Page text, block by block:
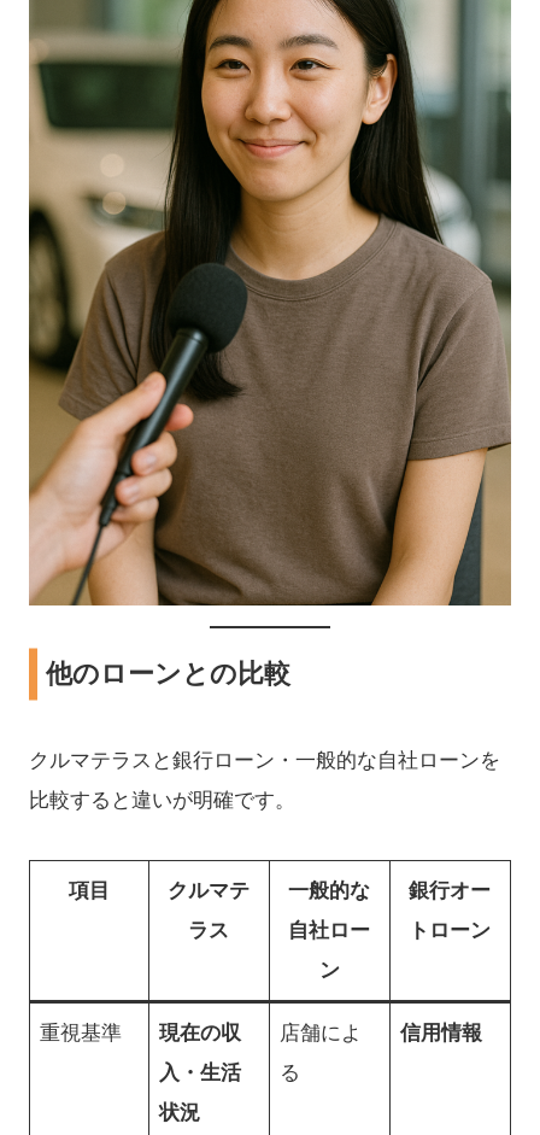
他のローンとの比較
クルマテラスと銀行ローン・一般的な自社ローンを
比較すると違いが明確です。
項目
クルマテ
ラス
一般的な
自社ロー
ン
銀行オー
トローン
重視基準
現在の収
入・生活
状況
店舗によ
る
信用情報